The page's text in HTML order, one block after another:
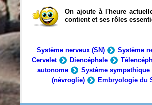
On ajoute à l'heure
contient et ses rôles
Système nerveux (SN) Système
Cervelet
Diencéphale
autonome
Système sympathique
(névroglie)
Embryologie du